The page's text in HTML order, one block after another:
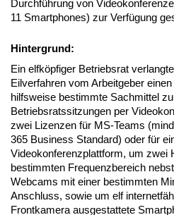
Durchführung von
11 Smartphones) zur Verfügung
Hintergrund:
Ein elfköpfiger Betriebsrat
Eilverfahren vom Arbeitgeber
hilfsweise bestimmte Sachmittel
Betriebsratssitzungen per
zwei Lizenzen für MS-Teams
365 Business Standard) oder für
Videokonferenzplattform, um zwei
bestimmten Frequenzbereich
Webcams mit einer bestimmten
Anschluss, sowie um elf
Frontkamera ausgestattete